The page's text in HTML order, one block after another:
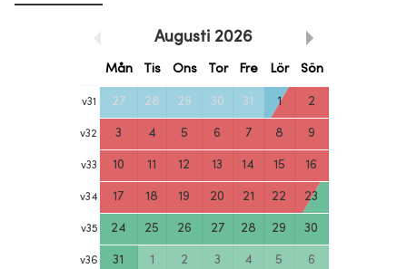
Augusti 2026
Mån Tis Ons Tor Fre Lör Sön
v31 27 28 29 30 31 1 2
v32 3 4 5 6 7 8 9
v33 10 11 12 13 14 15 16
v34 17 18 19 20 21 22 23
v35 24 25 26 27 28 29 30
v36 31 1 2 3 4 5 6